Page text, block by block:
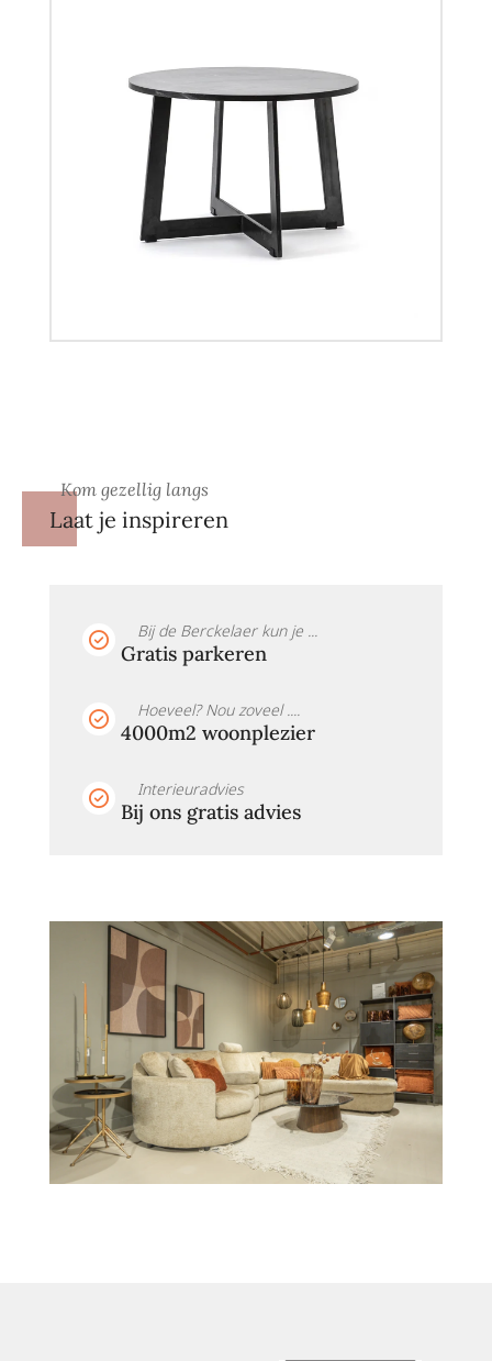
Kom gezellig langs
Laat je inspireren
Bij de Berckelaer kun je ...
Gratis parkeren
Hoeveel? Nou zoveel ....
4000m2 woonplezier
Interieuradvies
Bij ons gratis advies